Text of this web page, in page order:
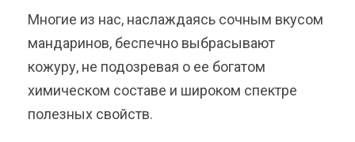
Многие из нас, наслаждаясь сочным вкусом
мандаринов, беспечно выбрасывают
кожуру, не подозревая о ее богатом
химическом составе и широком спектре
полезных свойств.